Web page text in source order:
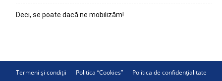
Deci, se poate dacă ne mobilizăm!
Termeni și condiții Politica “Cookies” Politica de confidențialitate